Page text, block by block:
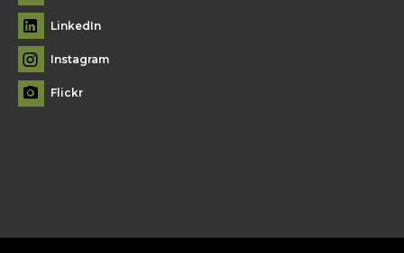
LinkedIn
Instagram
Flickr